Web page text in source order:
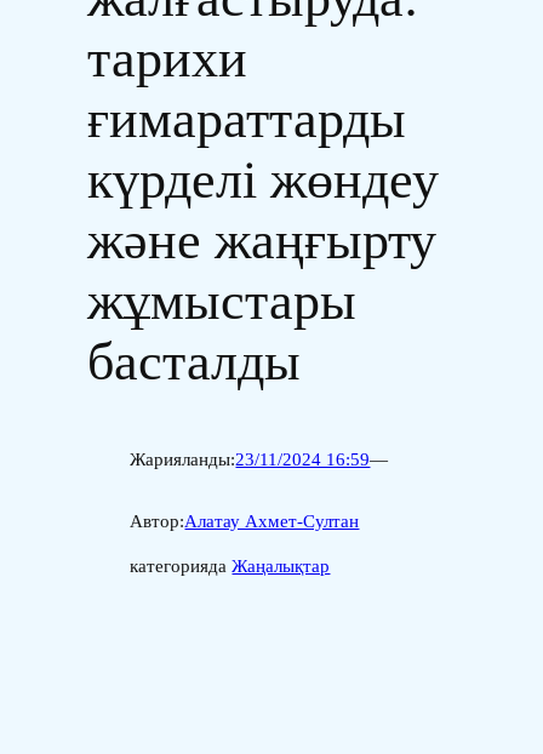
тарихи
ғимараттарды
күрделі жөндеу
және жаңғырту
жұмыстары
басталды
Жарияланды:23/11/2024 16:59—
Автор:Алатау Ахмет-Султан
категориядаЖаңалықтар